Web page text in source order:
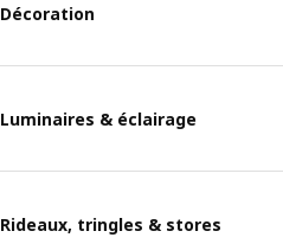
Décoration
Luminaires & éclairage
Rideaux, tringles & stores